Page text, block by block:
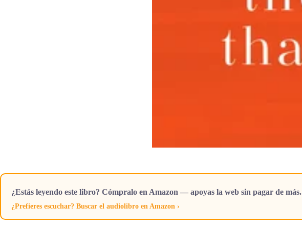
¿Estás leyendo este libro? Cómpralo en Amazon — apoyas la web sin pagar de más.
¿Prefieres escuchar? Buscar el audiolibro en Amazon ›